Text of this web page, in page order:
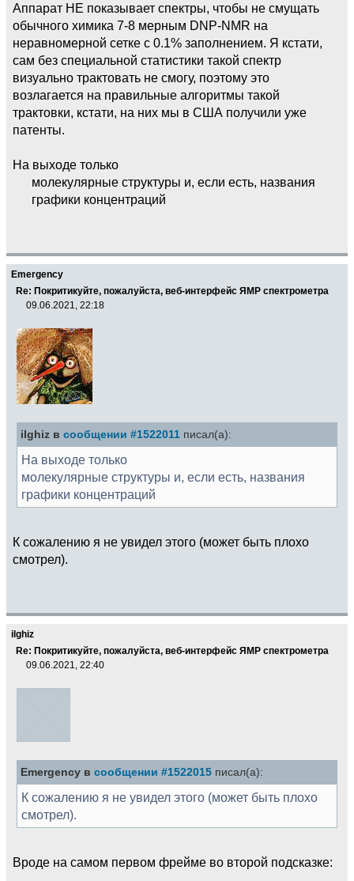
Аппарат НЕ показывает спектры, чтобы не смущать
обычного химика 7-8 мерным DNP-NMR на
неравномерной сетке с 0.1% заполнением. Я кстати,
сам без специальной статистики такой спектр
визуально трактовать не смогу, поэтому это
возлагается на правильные алгоритмы такой
трактовки, кстати, на них мы в США получили уже
патенты.
На выходе только
молекулярные структуры и, если есть, названия
графики концентраций
Emergency
Re: Покритикуйте, пожалуйста, веб-интерфейс ЯМР спектрометра
09.06.2021, 22:18
ilghiz в сообщении #1522011 писал(а):
На выходе только
молекулярные структуры и, если есть, названия
графики концентраций
К сожалению я не увидел этого (может быть плохо
смотрел).
ilghiz
Re: Покритикуйте, пожалуйста, веб-интерфейс ЯМР спектрометра
09.06.2021, 22:40
Emergency в сообщении #1522015 писал(а):
К сожалению я не увидел этого (может быть плохо
смотрел).
Вроде на самом первом фрейме во второй подсказке: